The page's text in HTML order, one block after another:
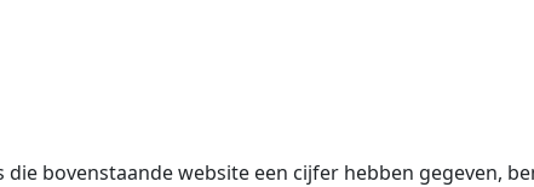
die bovenstaande website een cijfer hebben gegeven,